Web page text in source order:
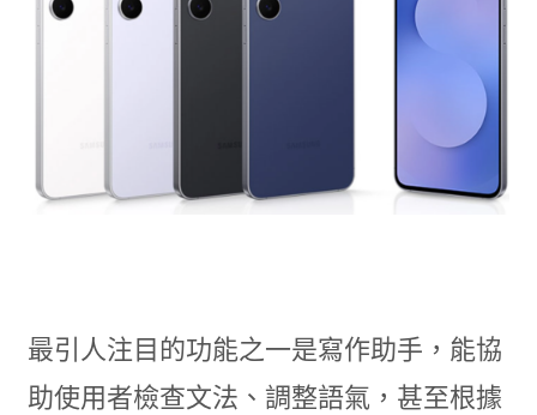
最引人注目的功能之一是寫作助手，能協
助使用者檢查文法、調整語氣，甚至根據